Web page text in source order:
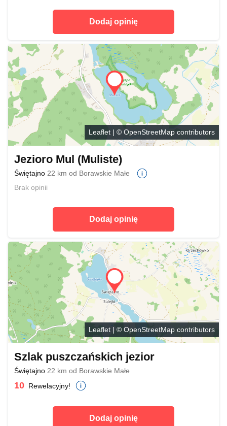
Dodaj opinię
Leaflet | © OpenStreetMap contributors
Jezioro Mul (Muliste)
Świętajno 22 km od Borawskie Małe
Brak opinii
Dodaj opinię
Leaflet | © OpenStreetMap contributors
Szlak puszczańskich jezior
Świętajno 22 km od Borawskie Małe
10 Rewelacyjny!
Dodaj opinię